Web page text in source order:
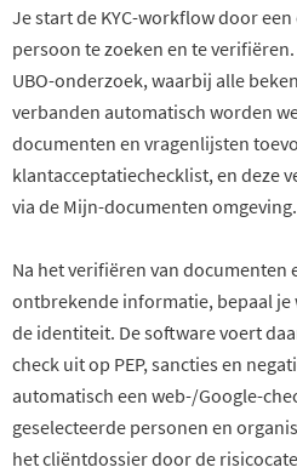
Je start de KYC-workflow door
persoon te zoeken en te
UBO-onderzoek, waarbij alle
verbanden automatisch worden
documenten en vragenlijsten
klantacceptatiechecklist, en deze
via de Mijn-documenten omgeving.
Na het verifiëren van documenten
ontbrekende informatie, bepaal je
de identiteit. De software voert
check uit op PEP, sancties en
automatisch een web-/Google-
geselecteerde personen en
het cliëntdossier door de